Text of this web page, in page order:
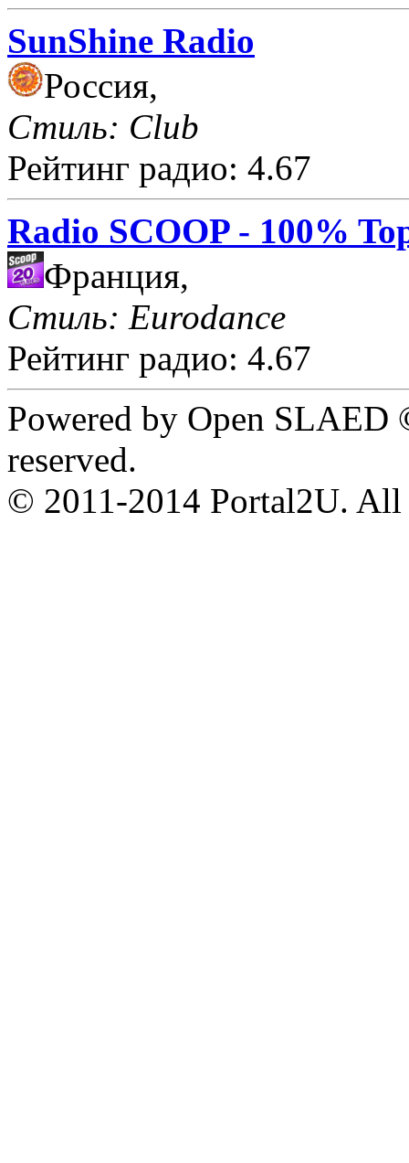
SunShine Radio
Россия,
Стиль: Club
Рейтинг радио: 4.67
Radio SCOOP - 100%
Франция,
Стиль: Eurodance
Рейтинг радио: 4.67
Powered by Open
reserved.
© 2011-2014 Portal2U. All